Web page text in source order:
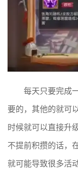
每天只要完成
要的，其他的就可
时候就可以直接升
不提前积攒的话，
就可能导致很多活